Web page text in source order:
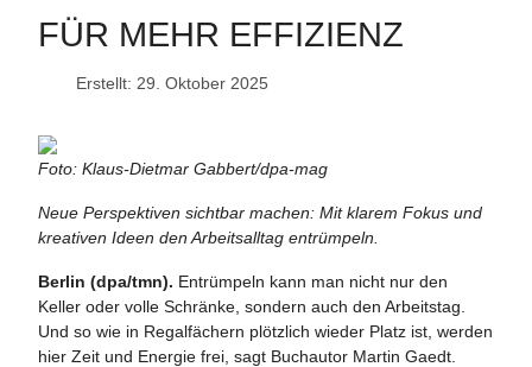
FÜR MEHR EFFIZIENZ
Erstellt: 29. Oktober 2025
Foto: Klaus-Dietmar Gabbert/dpa-mag
Neue Perspektiven sichtbar machen: Mit klarem Fokus und
kreativen Ideen den Arbeitsalltag entrümpeln.
Berlin (dpa/tmn). Entrümpeln kann man nicht nur den
Keller oder volle Schränke, sondern auch den Arbeitstag.
Und so wie in Regalfächern plötzlich wieder Platz ist, werden
hier Zeit und Energie frei, sagt Buchautor Martin Gaedt.